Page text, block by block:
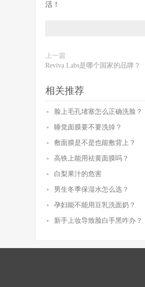
活！
上一篇
Reviva Labs是哪个国家的品牌？
相关推荐
脸上毛孔堵塞怎么正确洗脸？
睡觉面膜要不要洗掉？
敷面膜是不是也能敷背上？
高铁上能用祛黄面膜吗？
白梨果汁的危害
男生冬季保湿水怎么选？
孕妇能不能用豆乳洗面奶？
新手上妆导致脸白手黑咋办？